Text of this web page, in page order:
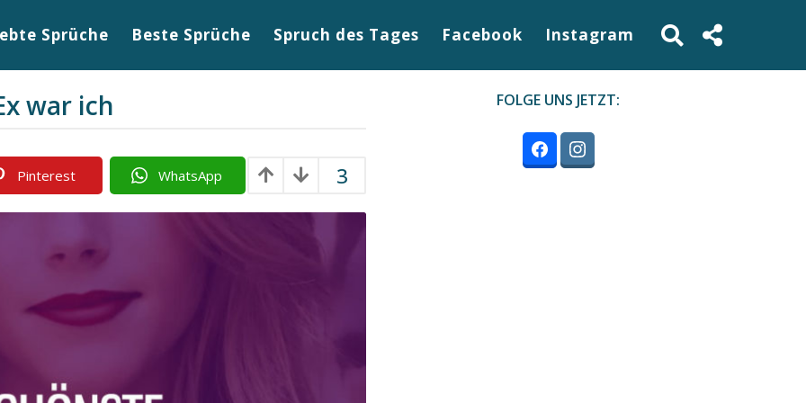
Sprüche Beste Sprüche Spruch des Tages Facebook Instagram
war ich
3
Pinterest WhatsApp
FOLGE UNS JETZT: